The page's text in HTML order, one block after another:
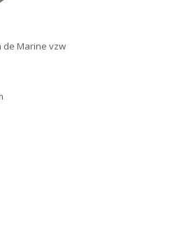
de Marine vzw